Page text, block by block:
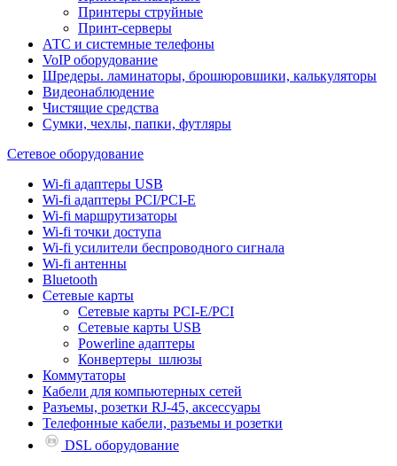
Принтеры струйные
Принт-серверы
АТС и системные телефоны
VoIP оборудование
Шредеры. ламинаторы, брошюровшики, калькуляторы
Видеонаблюдение
Чистящие средства
Сумки, чехлы, папки, футляры
Сетевое оборудование
Wi-fi адаптеры USB
Wi-fi адаптеры PCI/PCI-E
Wi-fi маршрутизаторы
Wi-fi точки доступа
Wi-fi усилители беспроводного сигнала
Wi-fi антенны
Bluetooth
Сетевые карты
Сетевые карты PCI-E/PCI
Сетевые карты USB
Powerline адаптеры
Конвертеры_шлюзы
Коммутаторы
Кабели для компьютерных сетей
Разъемы, розетки RJ-45, аксессуары
Телефонные кабели, разъемы и розетки
DSL оборудование